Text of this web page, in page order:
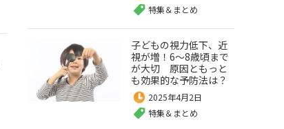
特集＆まとめ
子どもの視力低下、近
視が増！6～8歳頃まで
が大切 原因ともっと
も効果的な予防法は？
2025年4月2日
特集＆まとめ